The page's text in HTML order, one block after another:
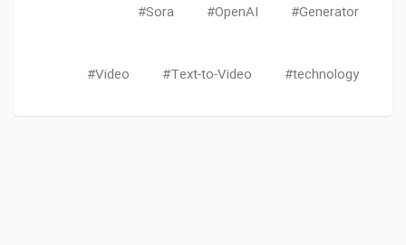
Generator#
OpenAI#
Sora#
technology#
Text-to-Video#
Video#